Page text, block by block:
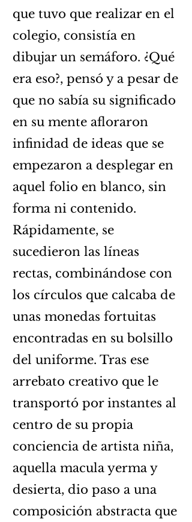
que tuvo que realizar en el
colegio, consistía en
dibujar un semáforo. ¿Qué
era eso?, pensó y a pesar de
que no sabía su significado
en su mente afloraron
infinidad de ideas que se
empezaron a desplegar en
aquel folio en blanco, sin
forma ni contenido.
Rápidamente, se
sucedieron las líneas
rectas, combinándose con
los círculos que calcaba de
unas monedas fortuitas
encontradas en su bolsillo
del uniforme. Tras ese
arrebato creativo que le
transportó por instantes al
centro de su propia
conciencia de artista niña,
aquella macula yerma y
desierta, dio paso a una
composición abstracta que